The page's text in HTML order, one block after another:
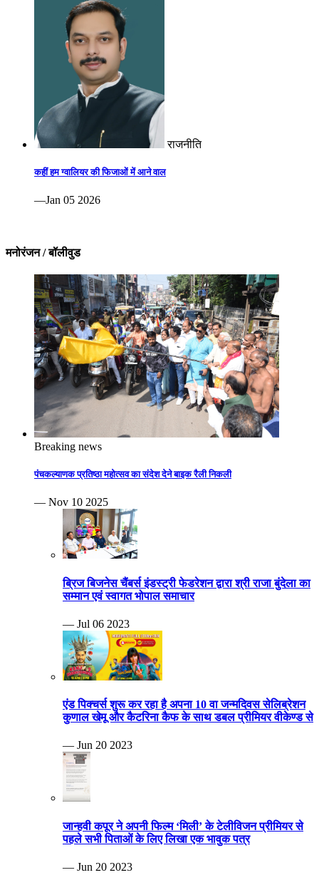
राजनीति
कहीं हम ग्वालियर की फिजाओं में आने वाल
—Jan 05 2026
मनोरंजन / बॉलीवुड
Breaking news
पंचकल्याणक प्रतिष्ठा महोत्सव का संदेश देने बाइक रैली निकली
— Nov 10 2025
ब्रिज बिजनेस चैंबर्स इंडस्ट्री फेडरेशन द्वारा श्री राजा बुंदेला का
सम्मान एवं स्वागत भोपाल समाचार
— Jul 06 2023
एंड पिक्चर्स शुरू कर रहा है अपना 10 वा जन्मदिवस सेलिब्रेशन
कुणाल खेमू और कैटरिना कैफ के साथ डबल प्रीमियर वीकेण्ड से
— Jun 20 2023
जान्हवी कपूर ने अपनी फिल्म ‘मिली’ के टेलीविजन प्रीमियर से
पहले सभी पिताओं के लिए लिखा एक भावुक पत्र
— Jun 20 2023